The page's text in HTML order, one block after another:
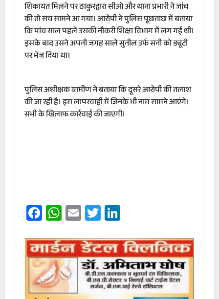
शिकायत मिलने पर ठाकुरद्वारा सीओ और थाना प्रभारी ने जांच
की तो सच सामने आ गया। आरोपी ने पुलिस पूछताछ में बताया
कि पांच साल पहले उसकी नौकरी शिक्षा विभाग में लग गई थी।
इसके बाद उसने अपनी जगह साले सुनील उर्फ सनी को ड्यूटी
पर भेज दिया था।
पुलिस अधीक्षक ग्रामीण ने बताया कि दूसरे आरोपी की तलाश
की जा रही है। इस लापरवाही में जिनके भी नाम सामने आएंगे।
सभी के खिलाफ कार्रवाई की जाएगी।
Facebook
WhatsApp
EmailTwitter